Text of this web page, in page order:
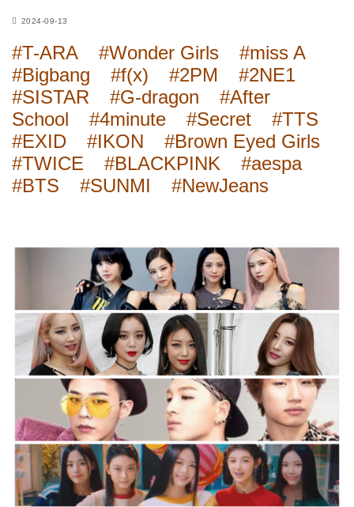
2024-09-13
#T-ARA #Wonder Girls
#miss A
#Bigbang
#f(x) #2PM
#2NE1
#SISTAR
#G-dragon
#After
School
#4minute #Secret
#TTS
#EXID
#IKON
#Brown Eyed Girls
#TWICE
#BLACKPINK
#aespa
#BTS
#SUNMI #NewJeans